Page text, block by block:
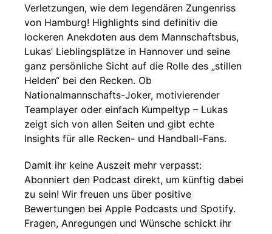
Verletzungen, wie dem legendären Zungenriss
von Hamburg! Highlights sind definitiv die
lockeren Anekdoten aus dem Mannschaftsbus,
Lukas’ Lieblingsplätze in Hannover und seine
ganz persönliche Sicht auf die Rolle des „stillen
Helden“ bei den Recken. Ob
Nationalmannschafts-Joker, motivierender
Teamplayer oder einfach Kumpeltyp – Lukas
zeigt sich von allen Seiten und gibt echte
Insights für alle Recken- und Handball-Fans.
Damit ihr keine Auszeit mehr verpasst:
Abonniert den Podcast direkt, um künftig dabei
zu sein! Wir freuen uns über positive
Bewertungen bei Apple Podcasts und Spotify.
Fragen, Anregungen und Wünsche schickt ihr